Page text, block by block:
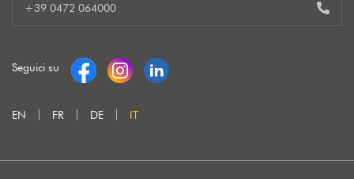
+39 0472 064000
Seguici su
EN FR DE IT